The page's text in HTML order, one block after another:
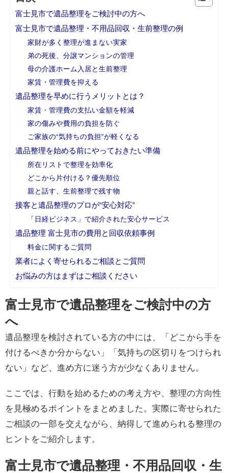
富士見市で遺品整理をご検討中の方へ
富士見市で遺品整理・不用品回収・生前整理の例
家財が多く整理が進まない実家
弟の死後、分譲マンションの管理
母の介護ホーム入居と生前整理
家賃・管理費を抑える
遺品整理を早めに行うメリットとは？
家賃・管理費の支払い金額を軽減
家の傷みや費用の負担を防ぐ
ご家族の“気持ちの負担”が軽くなる
遺品整理を始める前にやっておきたい準備
所在リストで整理を効率化
どこから片付ける？優先順位
親と話す、生前整理で残す物
接客と遺品整理のプロが“安心対応”
「日経ビジネス」で紹介された安心サービス
遺品整理 富士見市の費用と回収依頼事例
料金に関するご質問
業者によく寄せられるご相談とご質問
お悩みの方はまずはご相談ください
富士見市で遺品整理をご検討中の方
へ
遺品整理を検討されている方の中には、「どこから手を
付けるべきか分からない」「気持ちの区切りをつけられ
ない」など、進め方に迷う方が少なくありません。
ここでは、行動を始めるための考え方や、整理の方向性
を見極めるポイントをまとめました。実際に寄せられた
ご相談の一部を交えながら、納得して進められる整理の
ヒントをご紹介します。
富士見市で遺品整理・不用品回収・生